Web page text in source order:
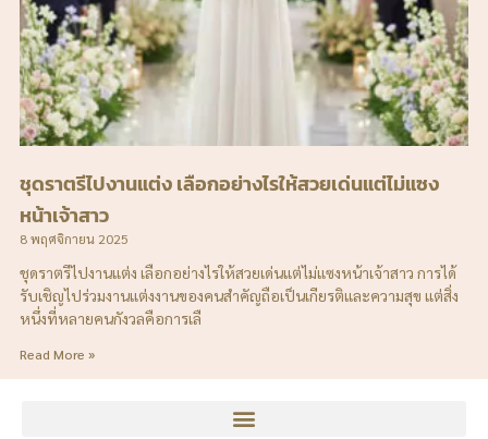
ชุดราตรีไปงานแต่ง เลือกอย่างไรให้สวยเด่นแต่ไม่แซง
หน้าเจ้าสาว
8 พฤศจิกายน 2025
ชุดราตรีไปงานแต่ง เลือกอย่างไรให้สวยเด่นแต่ไม่แซงหน้าเจ้าสาว การได้
รับเชิญไปร่วมงานแต่งงานของคนสำคัญถือเป็นเกียรติและความสุข แต่สิ่ง
หนึ่งที่หลายคนกังวลคือการเลื
Read More »